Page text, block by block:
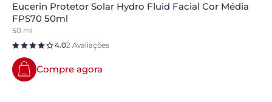
Eucerin Protetor Solar Hydro Fluid Facial Cor Média
FPS70 50ml
50 ml
4.02 Avaliações
Compre agora